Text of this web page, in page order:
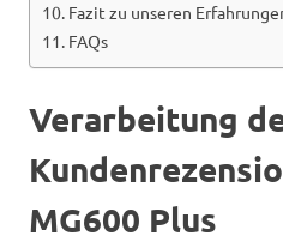
Fazit zu unseren
FAQs
Verarbeitung
MG600 Plus